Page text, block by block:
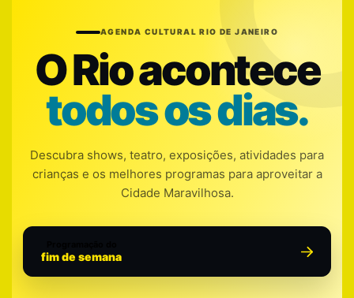
AGENDA CULTURAL RIO DE JANEIRO
O Rio acontece
todos os dias.
Descubra shows, teatro, exposições, atividades para
crianças e os melhores programas para aproveitar a
Cidade Maravilhosa.
fim de semana